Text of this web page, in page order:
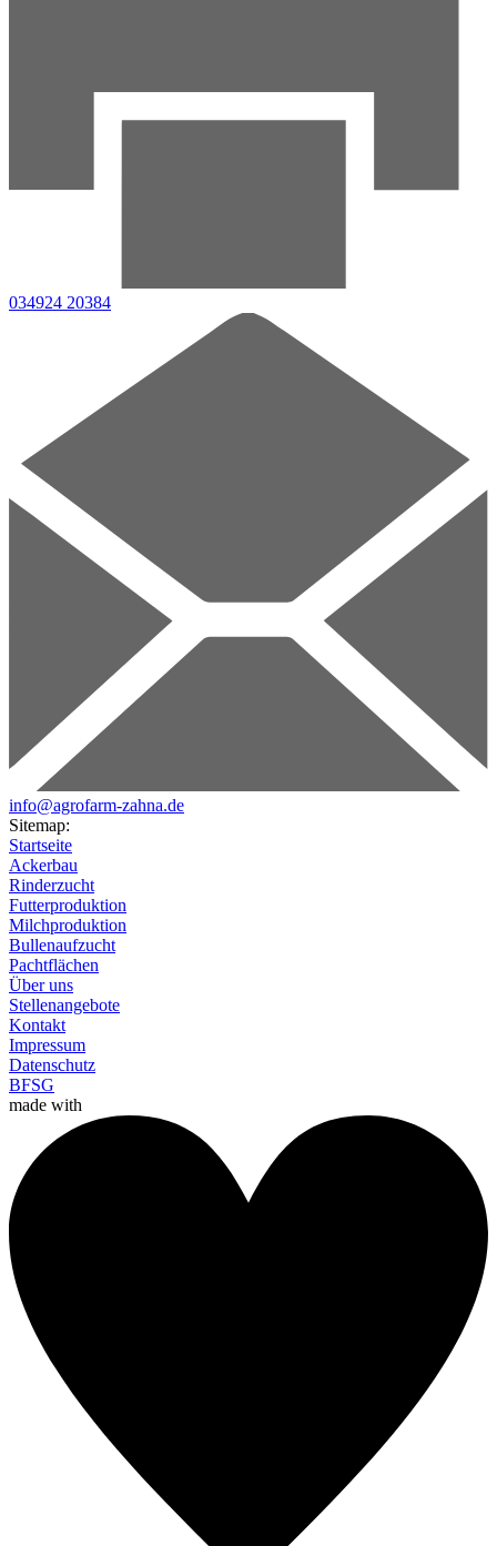
034924 20384
info@agrofarm-zahna.de
Sitemap:
Startseite
Ackerbau
Rinderzucht
Futterproduktion
Milchproduktion
Bullenaufzucht
Pachtflächen
Über uns
Stellenangebote
Kontakt
Impressum
Datenschutz
BFSG
made with